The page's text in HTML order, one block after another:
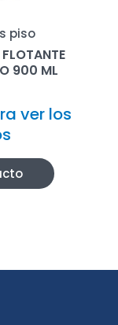
piso
900 ML
ver los